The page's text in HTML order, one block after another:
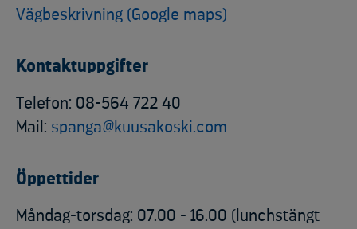
Vägbeskrivning (Google maps)
Kontaktuppgifter
Telefon: 08-564 722 40
Mail: spanga@kuusakoski.com
Öppettider
Måndag-torsdag: 07.00 - 16.00 (lunchstängt